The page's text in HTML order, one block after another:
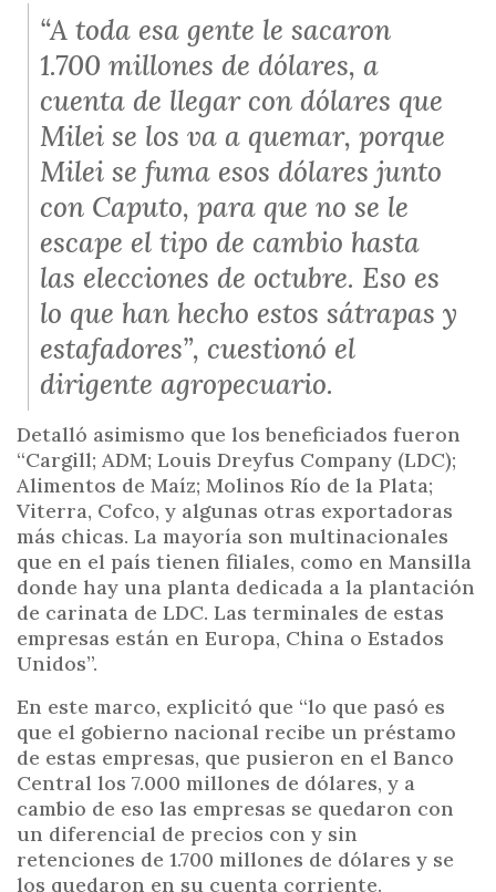
“A toda esa gente le sacaron
1.700 millones de dólares, a
cuenta de llegar con dólares que
Milei se los va a quemar, porque
Milei se fuma esos dólares junto
con Caputo, para que no se le
escape el tipo de cambio hasta
las elecciones de octubre. Eso es
lo que han hecho estos sátrapas y
estafadores”, cuestionó el
dirigente agropecuario.
Detalló asimismo que los beneficiados fueron
“Cargill; ADM; Louis Dreyfus Company (LDC);
Alimentos de Maíz; Molinos Río de la Plata;
Viterra, Cofco, y algunas otras exportadoras
más chicas. La mayoría son multinacionales
que en el país tienen filiales, como en Mansilla
donde hay una planta dedicada a la plantación
de carinata de LDC. Las terminales de estas
empresas están en Europa, China o Estados
Unidos”.
En este marco, explicitó que “lo que pasó es
que el gobierno nacional recibe un préstamo
de estas empresas, que pusieron en el Banco
Central los 7.000 millones de dólares, y a
cambio de eso las empresas se quedaron con
un diferencial de precios con y sin
retenciones de 1.700 millones de dólares y se
los quedaron en su cuenta corriente.